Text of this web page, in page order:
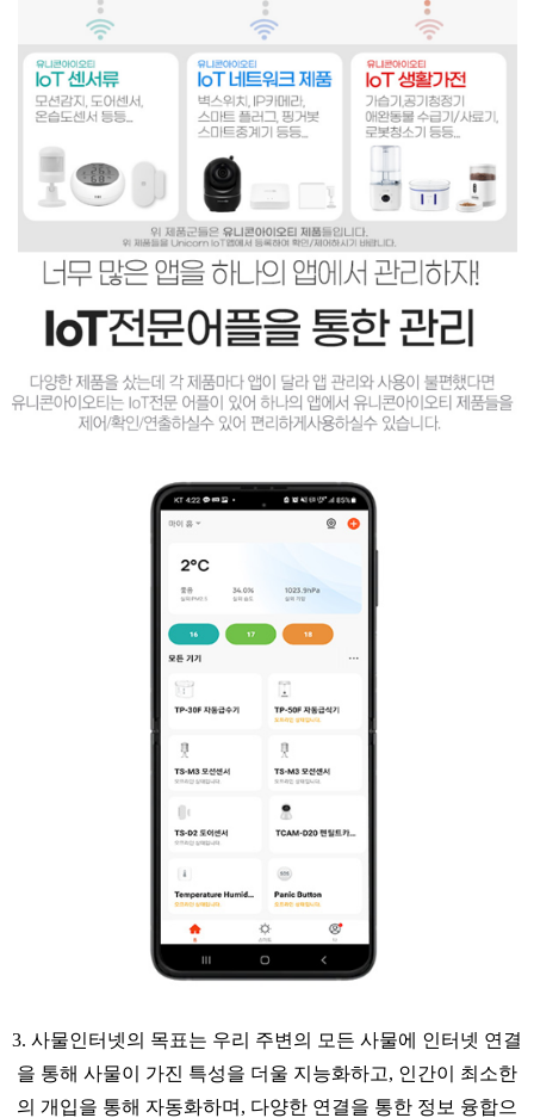
3. 사물인터넷의 목표는 우리 주변의 모든 사물에 인터넷 연결
을 통해 사물이 가진 특성을 더울 지능화하고, 인간이 최소한
의 개입을 통해 자동화하며, 다양한 연결을 통한 정보 융합으